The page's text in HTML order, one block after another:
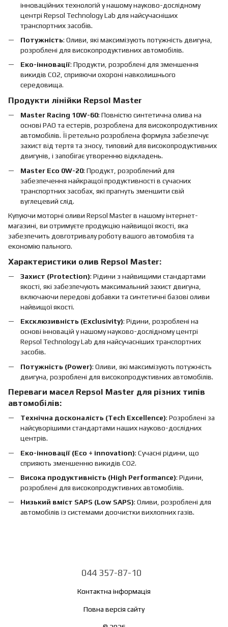
інноваційних технологій у нашому науково-дослідному
центрі Repsol Technology Lab для найсучасніших
транспортних засобів.
Потужність: Оливи, які максимізують потужність двигуна,
розроблені для високопродуктивних автомобілів.
Еко-інновації: Продукти, розроблені для зменшення
викидів CO2, сприяючи охороні навколишнього
середовища.
Продукти лінійки Repsol Master
Master Racing 10W-60: Повністю синтетична олива на
основі PAO та естерів, розроблена для високопродуктивних
автомобілів. Її ретельно розроблена формула забезпечує
захист від тертя та зносу, типовий для високопродуктивних
двигунів, і запобігає утворенню відкладень.
Master Eco 0W-20: Продукт, розроблений для
забезпечення найкращої продуктивності в сучасних
транспортних засобах, які прагнуть зменшити свій
вуглецевий слід.
Купуючи моторні оливи Repsol Master в нашому інтернет-
магазині, ви отримуєте продукцію найвищої якості, яка
забезпечить довготривалу роботу вашого автомобіля та
економію пального.
Характеристики олив Repsol Master:
Захист (Protection): Рідини з найвищими стандартами
якості, які забезпечують максимальний захист двигуна,
включаючи передові добавки та синтетичні базові оливи
найвищої якості.
Ексклюзивність (Exclusivity): Рідини, розроблені на
основі інновацій у нашому науково-дослідному центрі
Repsol Technology Lab для найсучасніших транспортних
засобів.
Потужність (Power): Оливи, які максимізують потужність
двигуна, розроблені для високопродуктивних автомобілів.
Переваги масел Repsol Master для різних типів
автомобілів:
Технічна досконалість (Tech Excellence): Розроблені за
найсуворішими стандартами наших науково-дослідних
центрів.
Еко-інновації (Eco + innovation): Сучасні рідини, що
сприяють зменшенню викидів CO2.
Висока продуктивність (High Performance): Рідини,
розроблені для високопродуктивних автомобілів.
Низький вміст SAPS (Low SAPS): Оливи, розроблені для
автомобілів із системами доочистки вихлопних газів.
044 357-87-10
Контактна інформація
Повна версія сайту